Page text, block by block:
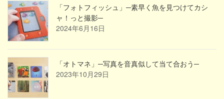
「フォトフィッシュ」─素早く魚を見つけてカシ
ャ！っと撮影─
2024年6月16日
「オトマネ」─写真を音真似して当て合おう─
2023年10月29日